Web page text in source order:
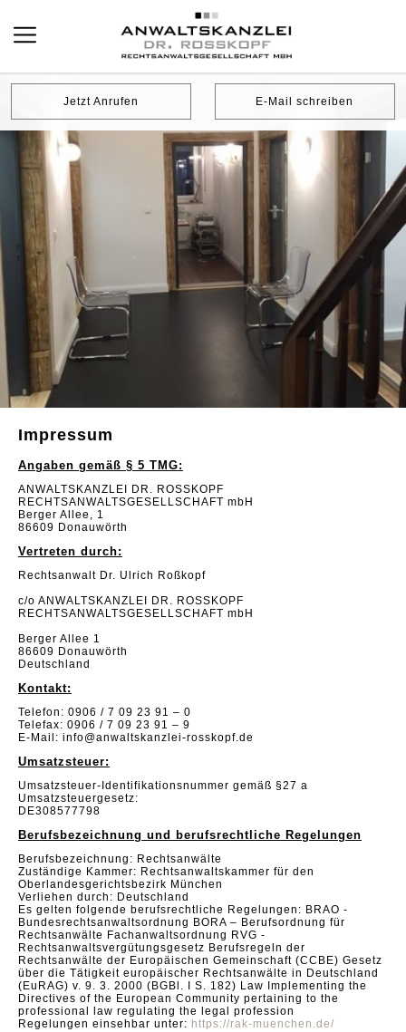
Jetzt Anrufen E-Mail schreiben
Impressum
Angaben gemäß § 5 TMG:
ANWALTSKANZLEI DR. ROSSKOPF
RECHTSANWALTSGESELLSCHAFT mbH
Berger Allee, 1
86609 Donauwörth
Vertreten durch:
Rechtsanwalt Dr. Ulrich Roßkopf
c/o ANWALTSKANZLEI DR. ROSSKOPF
RECHTSANWALTSGESELLSCHAFT mbH
Berger Allee 1
86609 Donauwörth
Deutschland
Kontakt:
Telefon: 0906 / 7 09 23 91 – 0
Telefax: 0906 / 7 09 23 91 – 9
E-Mail: info@anwaltskanzlei-rosskopf.de
Umsatzsteuer:
Umsatzsteuer-Identifikationsnummer gemäß §27 a
Umsatzsteuergesetz:
DE308577798
Berufsbezeichnung und berufsrechtliche Regelungen
Berufsbezeichnung: Rechtsanwälte
Zuständige Kammer: Rechtsanwaltskammer für den
Oberlandesgerichtsbezirk München
Verliehen durch: Deutschland
Es gelten folgende berufsrechtliche Regelungen: BRAO -
Bundesrechtsanwaltsordnung BORA – Berufsordnung für
Rechtsanwälte Fachanwaltsordnung RVG -
Rechtsanwaltsvergütungsgesetz Berufsregeln der
Rechtsanwälte der Europäischen Gemeinschaft (CCBE) Gesetz
über die Tätigkeit europäischer Rechtsanwälte in Deutschland
(EuRAG) v. 9. 3. 2000 (BGBl. I S. 182) Law Implementing the
Directives of the European Community pertaining to the
professional law regulating the legal profession
Regelungen einsehbar unter: https://rak-muenchen.de/